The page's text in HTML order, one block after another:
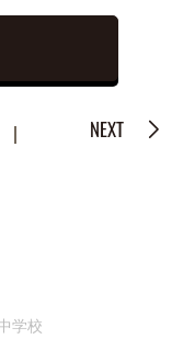
NEXT
学校